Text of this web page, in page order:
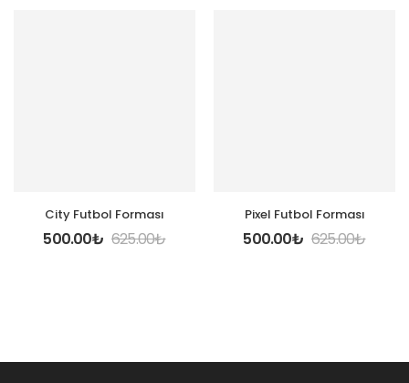
City Futbol Forması
500.00₺ 625.00₺
Pixel Futbol Forması
500.00₺ 625.00₺